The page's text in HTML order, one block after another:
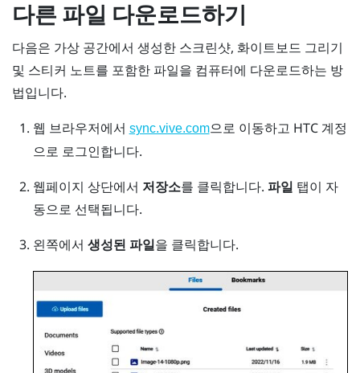
다른 파일 다운로드하기
다음은 가상 공간에서 생성한 스크린샷, 화이트보드 그리기
및 스티커 노트를 포함한 파일을 컴퓨터에 다운로드하는 방
법입니다.
웹 브라우저에서 sync.vive.com으로 이동하고 HTC 계정
으로 로그인합니다.
웹페이지 상단에서 저장소를 클릭합니다. 파일 탭이 자
동으로 선택됩니다.
왼쪽에서 생성된 파일을 클릭합니다.